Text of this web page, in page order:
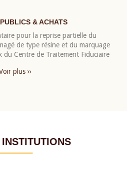
& ACHATS
pour la reprise partielle du
de type résine et du marquage
du Centre de Traitement Fiduciaire
plus ››